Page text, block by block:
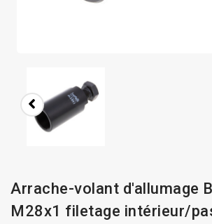
Arrache-volant d'allumage
M28x1 filetage intérieur/